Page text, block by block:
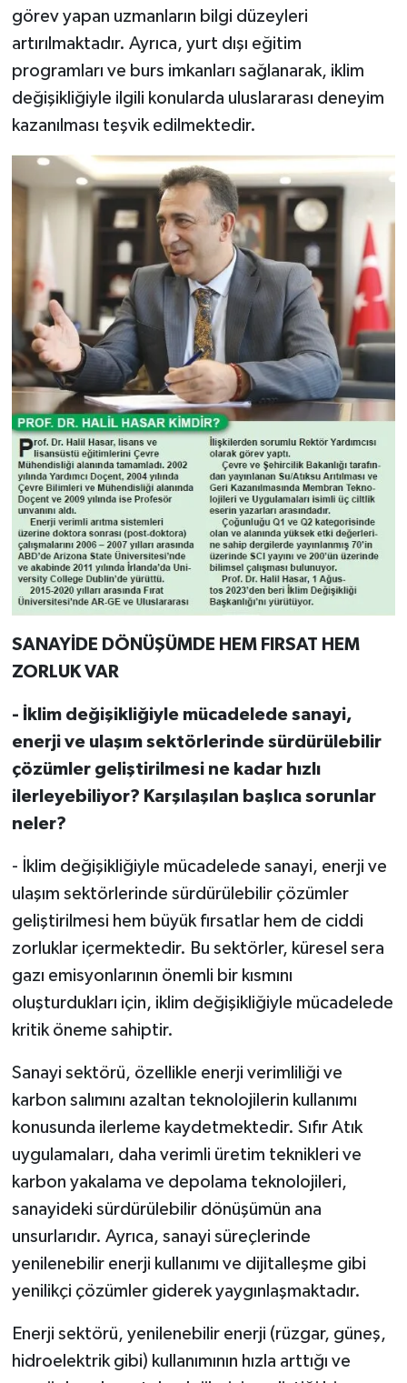
görev yapan uzmanların bilgi düzeyleri
artırılmaktadır. Ayrıca, yurt dışı eğitim
programları ve burs imkanları sağlanarak, iklim
değişikliğiyle ilgili konularda uluslararası deneyim
kazanılması teşvik edilmektedir.
SANAYİDE DÖNÜŞÜMDE HEM FIRSAT HEM
ZORLUK VAR
- İklim değişikliğiyle mücadelede sanayi,
enerji ve ulaşım sektörlerinde sürdürülebilir
çözümler geliştirilmesi ne kadar hızlı
ilerleyebiliyor? Karşılaşılan başlıca sorunlar
neler?
- İklim değişikliğiyle mücadelede sanayi, enerji ve
ulaşım sektörlerinde sürdürülebilir çözümler
geliştirilmesi hem büyük fırsatlar hem de ciddi
zorluklar içermektedir. Bu sektörler, küresel sera
gazı emisyonlarının önemli bir kısmını
oluşturdukları için, iklim değişikliğiyle mücadelede
kritik öneme sahiptir.
Sanayi sektörü, özellikle enerji verimliliği ve
karbon salımını azaltan teknolojilerin kullanımı
konusunda ilerleme kaydetmektedir. Sıfır Atık
uygulamaları, daha verimli üretim teknikleri ve
karbon yakalama ve depolama teknolojileri,
sanayideki sürdürülebilir dönüşümün ana
unsurlarıdır. Ayrıca, sanayi süreçlerinde
yenilenebilir enerji kullanımı ve dijitalleşme gibi
yenilikçi çözümler giderek yaygınlaşmaktadır.
Enerji sektörü, yenilenebilir enerji (rüzgar, güneş,
hidroelektrik gibi) kullanımının hızla arttığı ve